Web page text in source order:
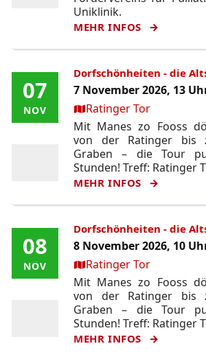
Uniklinik.
MEHR INFOS
07
NOV
07
NOV
Dorfschönheiten - die
7 November 2026, 13
Ort:Ratinger Tor
Mit Manes zo Fooss
von der Ratinger bis
Graben – die Tour
Stunden! Treff: Ratinger
MEHR INFOS
08
NOV
08
NOV
Dorfschönheiten - die
8 November 2026, 10
Ort:Ratinger Tor
Mit Manes zo Fooss
von der Ratinger bis
Graben – die Tour
Stunden! Treff: Ratinger
MEHR INFOS